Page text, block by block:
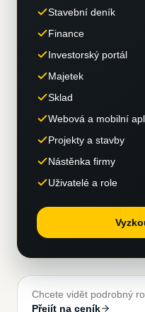
Stavební deník
Finance
Investorský portál
Majetek
Sklad
Webová a mobilní
Projekty a stavby
Nástěnka firmy
Uživatelé a role
Chcete vidět podrobný
Přejít na ceník